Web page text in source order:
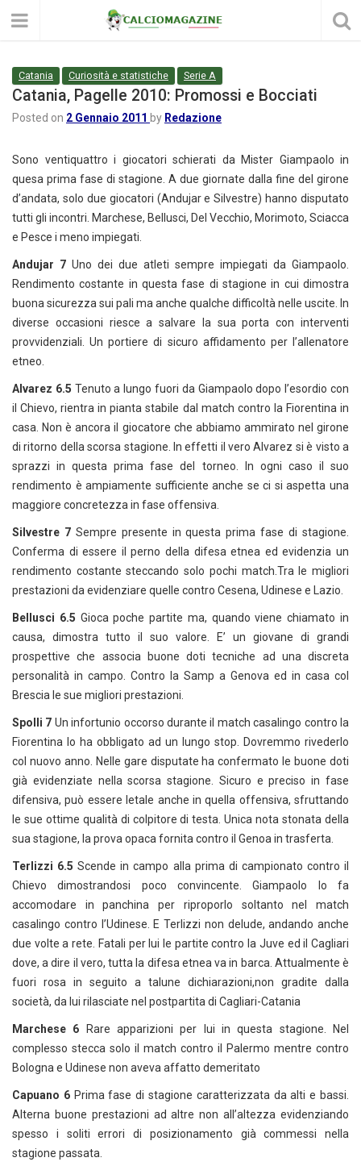
Catania Curiosità e statistiche Serie A
Catania, Pagelle 2010: Promossi e Bocciati
Posted on 2 Gennaio 2011 by Redazione
Sono ventiquattro i giocatori schierati da Mister Giampaolo in
quesa prima fase di stagione. A due giornate dalla fine del girone
d’andata, solo due giocatori (Andujar e Silvestre) hanno disputato
tutti gli incontri. Marchese, Bellusci, Del Vecchio, Morimoto, Sciacca
e Pesce i meno impiegati.
Andujar 7 Uno dei due atleti sempre impiegati da Giampaolo.
Rendimento costante in questa fase di stagione in cui dimostra
buona sicurezza sui pali ma anche qualche difficoltà nelle uscite. In
diverse occasioni riesce a salvare la sua porta con interventi
provvidenziali. Un portiere di sicuro affidamento per l’allenatore
etneo.
Alvarez 6.5 Tenuto a lungo fuori da Giampaolo dopo l’esordio con
il Chievo, rientra in pianta stabile dal match contro la Fiorentina in
casa. Non è ancora il giocatore che abbiamo ammirato nel girone
di ritorno della scorsa stagione. In effetti il vero Alvarez si è visto a
sprazzi in questa prima fase del torneo. In ogni caso il suo
rendimento è ampiamente sufficiente anche se ci si aspetta una
maggiore concretezza in fase offensiva.
Silvestre 7 Sempre presente in questa prima fase di stagione.
Conferma di essere il perno della difesa etnea ed evidenzia un
rendimento costante steccando solo pochi match.Tra le migliori
prestazioni da evidenziare quelle contro Cesena, Udinese e Lazio.
Bellusci 6.5 Gioca poche partite ma, quando viene chiamato in
causa, dimostra tutto il suo valore. E’ un giovane di grandi
prospettive che associa buone doti tecniche ad una discreta
personalità in campo. Contro la Samp a Genova ed in casa col
Brescia le sue migliori prestazioni.
Spolli 7 Un infortunio occorso durante il match casalingo contro la
Fiorentina lo ha obbligato ad un lungo stop. Dovremmo rivederlo
col nuovo anno. Nelle gare disputate ha confermato le buone doti
già evidenziate nella scorsa stagione. Sicuro e preciso in fase
difensiva, può essere letale anche in quella offensiva, sfruttando
le sue ottime qualità di colpitore di testa. Unica nota stonata della
sua stagione, la prova opaca fornita contro il Genoa in trasferta.
Terlizzi 6.5Scende in campo alla prima di campionato contro il
Chievo dimostrandosi poco convincente. Giampaolo lo fa
accomodare in panchina per riproporlo soltanto nel match
casalingo contro l’Udinese. E Terlizzi non delude, andando anche
due volte a rete. Fatali per lui le partite contro la Juve ed il Cagliari
dove, a dire il vero, tutta la difesa etnea va in barca. Attualmente è
fuori rosa in seguito a talune dichiarazioni,non gradite dalla
società, da lui rilasciate nel postpartita di Cagliari-Catania
Marchese 6
Rare apparizioni per lui in questa stagione. Nel
complesso stecca solo il match contro il Palermo mentre contro
Bologna e Udinese non aveva affatto demeritato
Capuano 6 Prima fase di stagione caratterizzata da alti e bassi.
Alterna buone prestazioni ad altre non all’altezza evidenziando
spesso i soliti errori di posizionamento già commessi nella
stagione passata.